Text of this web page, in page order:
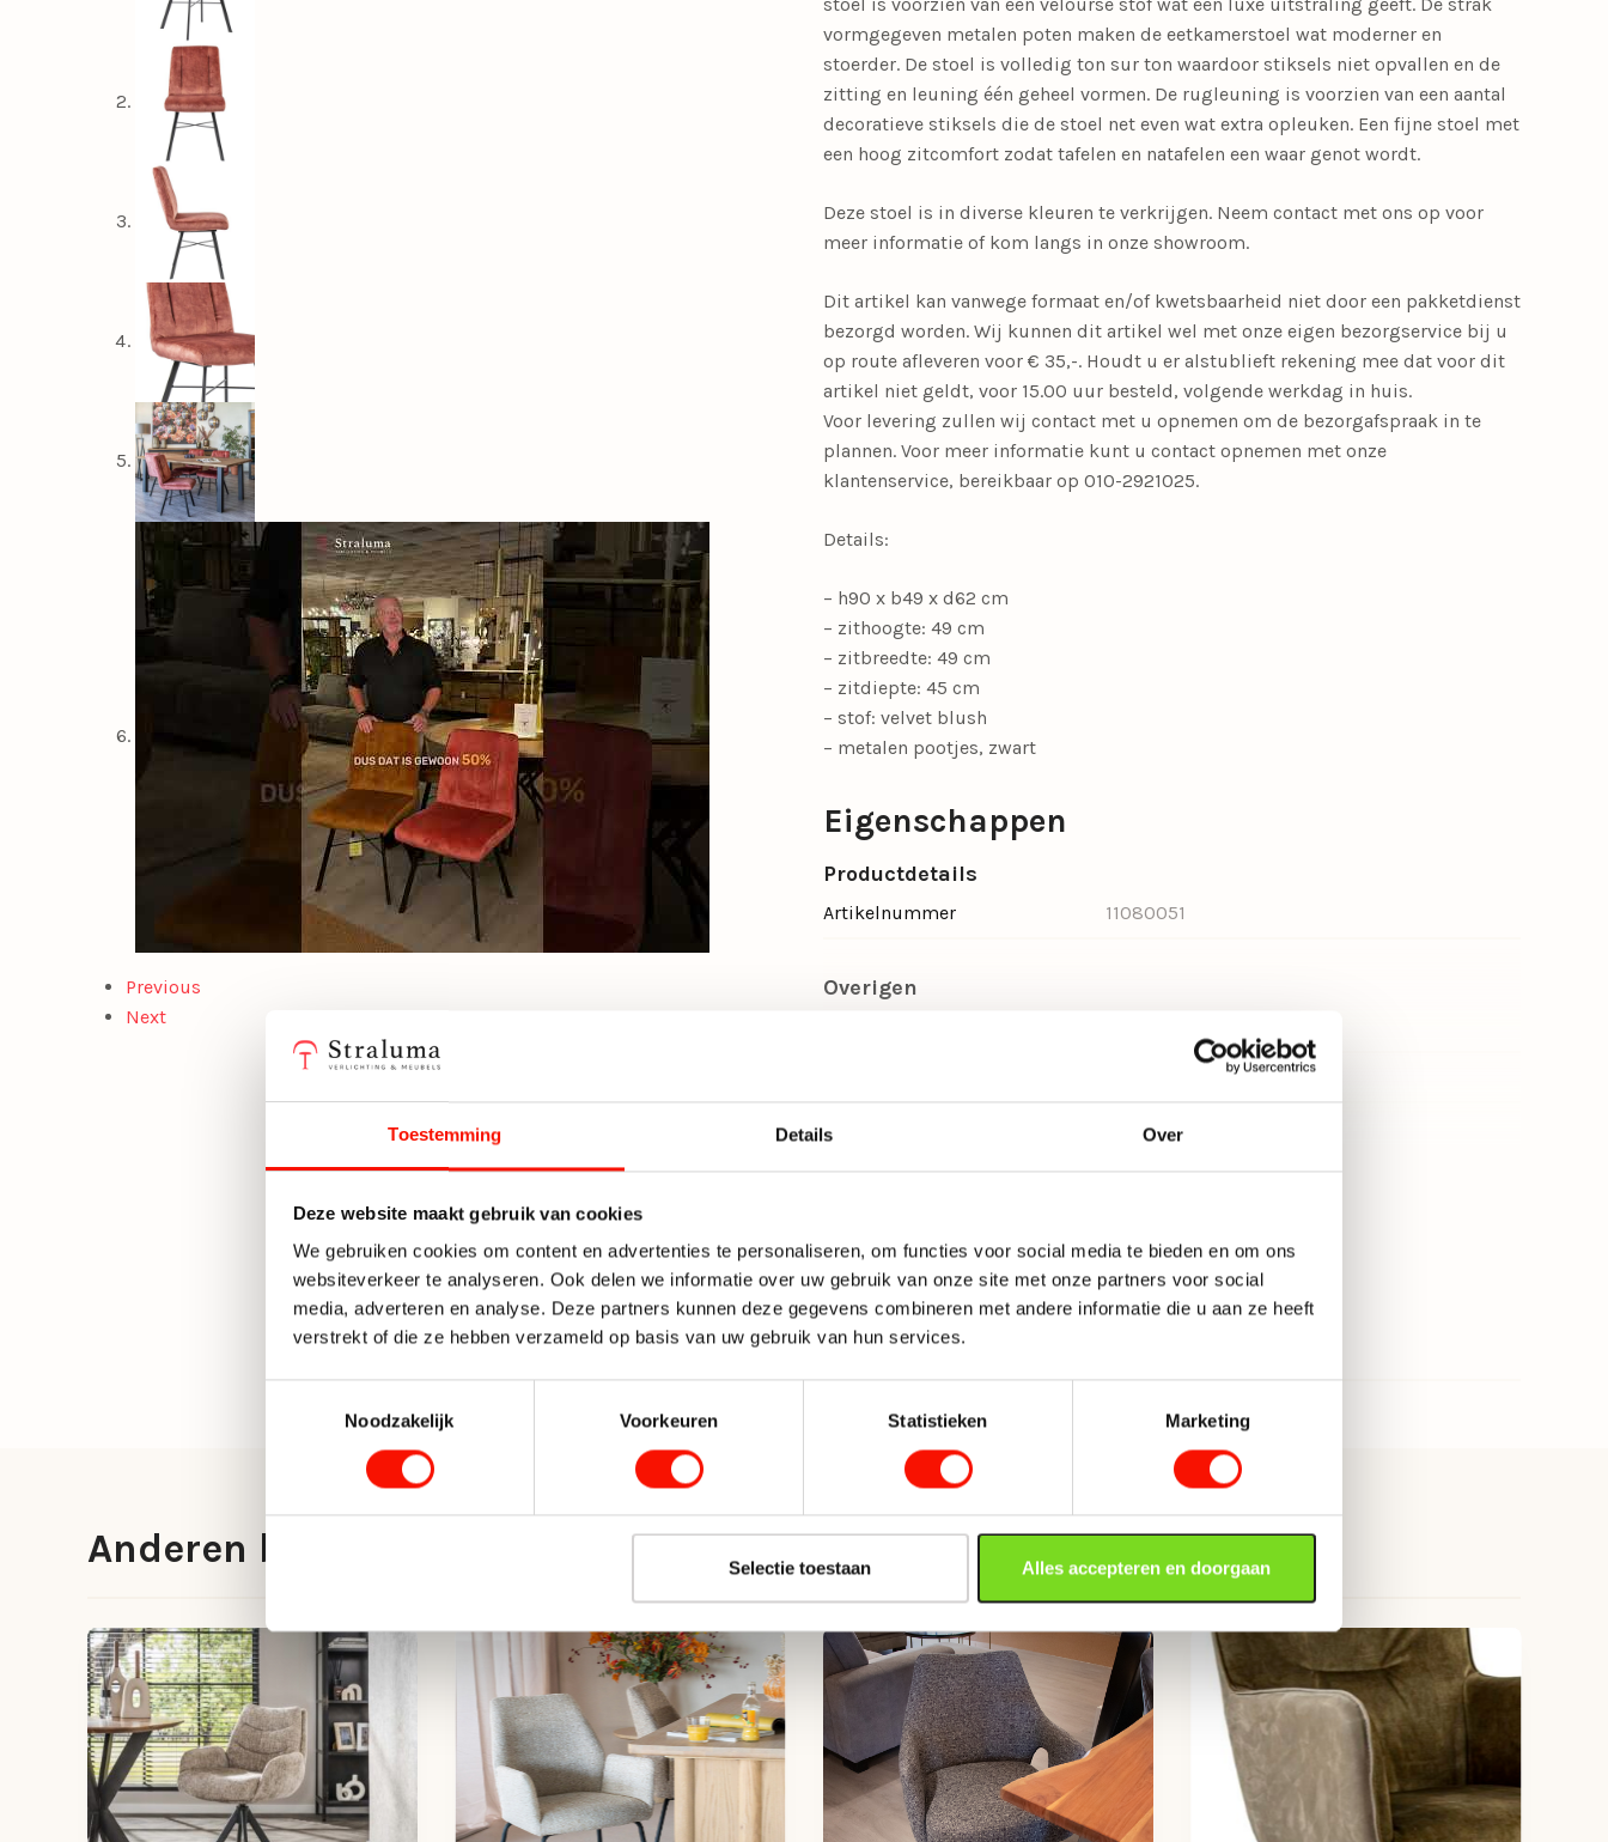
Toestemming Details Over
Deze website maakt gebruik van cookies
We gebruiken cookies om content en advertenties te personaliseren, om functies voor social media te bieden en om ons
websiteverkeer te analyseren. Ook delen we informatie over uw gebruik van onze site met onze partners voor social
media, adverteren en analyse. Deze partners kunnen deze gegevens combineren met andere informatie die u aan ze heeft
verstrekt of die ze hebben verzameld op basis van uw gebruik van hun services.
Noodzakelijk
Voorkeuren Statistieken Marketing
Selectie toestaan Alles accepteren en doorgaan
Previous
Next
vormgegeven metalen poten maken de eetkamerstoel wat moderner en
stoerder. De stoel is volledig ton sur ton waardoor stiksels niet opvallen en de
zitting en leuning één geheel vormen. De rugleuning is voorzien van een aantal
decoratieve stiksels die de stoel net even wat extra opleuken. Een fijne stoel met
een hoog zitcomfort zodat tafelen en natafelen een waar genot wordt.
Deze stoel is in diverse kleuren te verkrijgen. Neem contact met ons op voor
meer informatie of kom langs in onze showroom.
Dit artikel kan vanwege formaat en/of kwetsbaarheid niet door een pakketdienst
bezorgd worden. Wij kunnen dit artikel wel met onze eigen bezorgservice bij u
op route afleveren voor € 35,-. Houdt u er alstublieft rekening mee dat voor dit
artikel niet geldt, voor 15.00 uur besteld, volgende werkdag in huis.
Voor levering zullen wij contact met u opnemen om de bezorgafspraak in te
plannen. Voor meer informatie kunt u contact opnemen met onze
klantenservice, bereikbaar op 010-2921025.
Details:
– h90 x b49 x d62 cm
– zithoogte: 49 cm
– zitbreedte: 49 cm
– zitdiepte: 45 cm
– stof: velvet blush
– metalen pootjes, zwart
Eigenschappen
Productdetails
Artikelnummer 11080051
Overigen
Kleur Roze, Zwart
Hoogte (cm) 90
Aanbieding Ja
Te vinden in
Aanbiedingen
Anderen bekeken ook